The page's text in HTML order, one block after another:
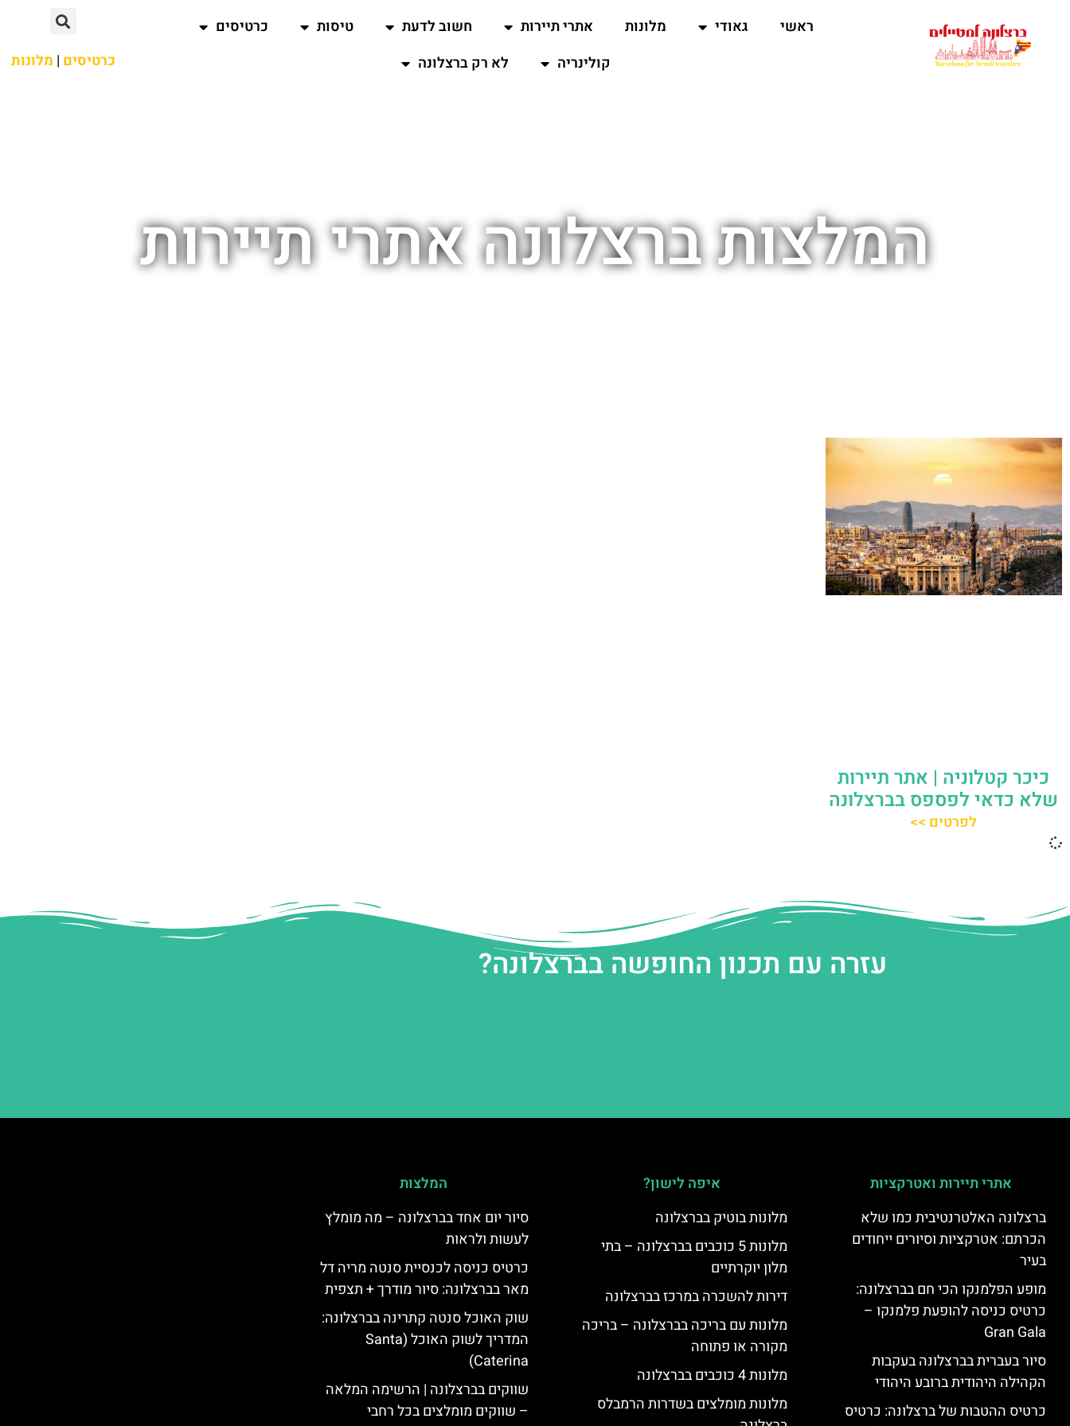
ראשי גאודי מלונות אתרי תיירות חשוב לדעת טיסות
כרטיסים
קולינריה
לא רק ברצלונה כרטיסים | מלונות
המלצות ברצלונה אתרי תיירות
כיכר קטלוניה | אתר תיירות
שלא כדאי לפספס בברצלונה
לפרטים >>
עזרה עם תכנון החופשה בברצלונה?
אתרי תיירות ואטרקציות
ברצלונה האלטרנטיבית כמו שלא
הכרתם: אטרקציות וסיורים ייחודים
בעיר
מופע הפלמנקו הכי חם בברצלונה:
כרטיס כניסה להופעת פלמנקו –
Gran Gala
סיור בעברית בברצלונה בעקבות
הקהילה היהודית ברובע היהודי
כרטיס ההטבות של ברצלונה: כרטיס
איפה לישון?
מלונות בוטיק בברצלונה
מלונות 5 כוכבים בברצלונה – בתי
מלון יוקרתיים
דירות להשכרה במרכז בברצלונה
מלונות עם בריכה בברצלונה – בריכה
מקורה או פתוחה
מלונות 4 כוכבים בברצלונה
מלונות מומלצים בשדרות הרמבלס
המלצות
סיור יום אחד בברצלונה – מה מומלץ
לעשות ולראות
כרטיס כניסה לכנסיית סנטה מריה דל
מאר בברצלונה: סיור מודרך + תצפית
שוק האוכל סנטה קתרינה בברצלונה:
המדריך לשוק האוכל (Santa
Caterina)
שווקים בברצלונה | הרשימה המלאה
– שווקים מומלצים בכל רחבי